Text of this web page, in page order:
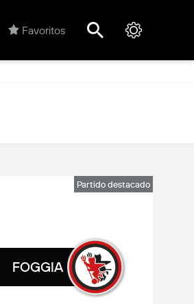
Favoritos
Partido destacado
FOGGIA